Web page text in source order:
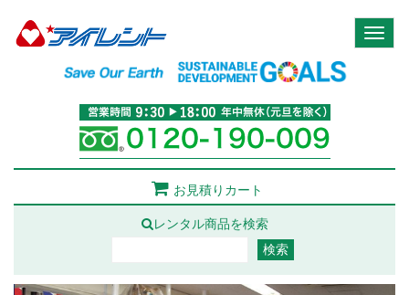
お見積りカート
レンタル商品を検索